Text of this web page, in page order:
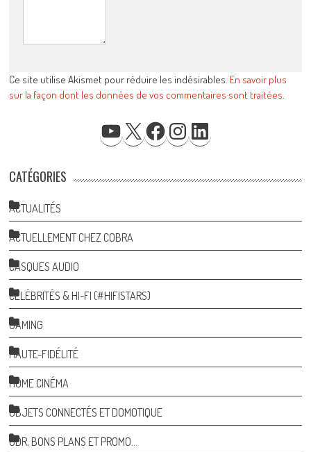
Ce site utilise Akismet pour réduire les indésirables. En savoir plus
sur la façon dont les données de vos commentaires sont traitées
YOUTUBE
CATÉGORIES
ACTUALITÉS
ACTUELLEMENT CHEZ COBRA
CASQUES AUDIO
CÉLÉBRITÉS & HI-FI (#HIFISTARS)
GAMING
HAUTE-FIDÉLITÉ
HOME CINÉMA
OBJETS CONNECTÉS ET DOMOTIQUE
ODR, BONS PLANS ET PROMO…